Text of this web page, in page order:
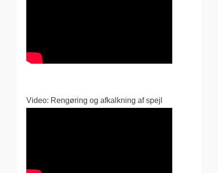
Video: Rengøring og afkalkning af spejl